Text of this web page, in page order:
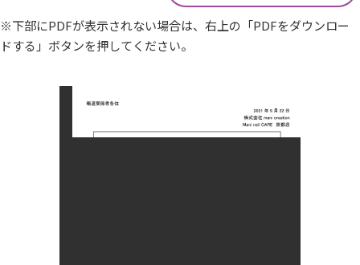
※下部にPDFが表示されない場合は、右上の「PDFをダウンロー
ドする」ボタンを押してください。